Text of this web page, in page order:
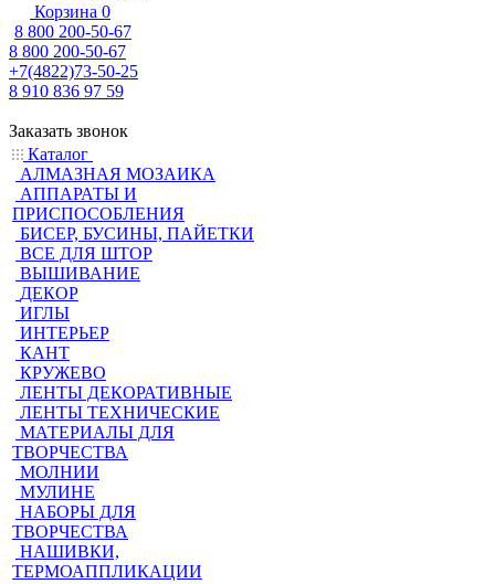
Корзина 0
8 800 200-50-67
8 800 200-50-67
+7(4822)73-50-25
8 910 836 97 59
Заказать звонок
Каталог
АЛМАЗНАЯ МОЗАИКА
АППАРАТЫ И
ПРИСПОСОБЛЕНИЯ
БИСЕР, БУСИНЫ, ПАЙЕТКИ
ВСЕ ДЛЯ ШТОР
ВЫШИВАНИЕ
ДЕКОР
ИГЛЫ
ИНТЕРЬЕР
КАНТ
КРУЖЕВО
ЛЕНТЫ ДЕКОРАТИВНЫЕ
ЛЕНТЫ ТЕХНИЧЕСКИЕ
МАТЕРИАЛЫ ДЛЯ
ТВОРЧЕСТВА
МОЛНИИ
МУЛИНЕ
НАБОРЫ ДЛЯ
ТВОРЧЕСТВА
НАШИВКИ,
ТЕРМОАППЛИКАЦИИ